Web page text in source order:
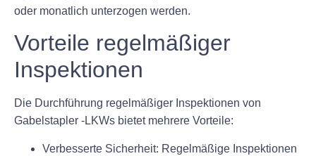
oder monatlich unterzogen werden.
Vorteile regelmäßiger
Inspektionen
Die Durchführung regelmäßiger Inspektionen von
Gabelstapler -LKWs bietet mehrere Vorteile:
Verbesserte Sicherheit: Regelmäßige Inspektionen